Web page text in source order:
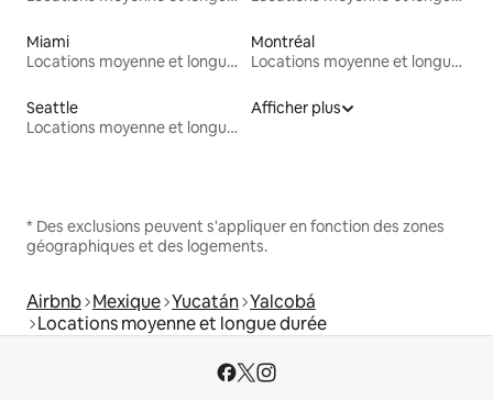
Miami
Locations moyenne et longue durée
Montréal
Locations moyenne et longue durée
Seattle
Locations moyenne et longue durée
Afficher plus
* Des exclusions peuvent s'appliquer en fonction des zones
géographiques et des logements.
Airbnb Mexique Yucatán Yalcobá
Locations moyenne et longue durée